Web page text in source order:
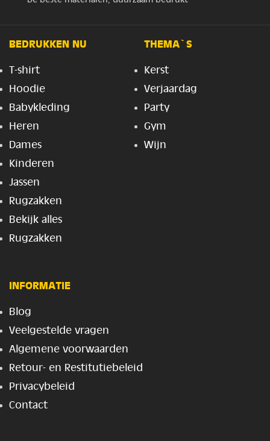
BEDRUKKEN NU
T-shirt
Hoodie
Babykleding
Heren
Dames
Kinderen
Jassen
Rugzakken
Bekijk alles
Rugzakken
THEMA`S
Kerst
Verjaardag
Party
Gym
Wijn
INFORMATIE
Blog
Veelgestelde vragen
Algemene voorwaarden
Retour- en Restitutiebeleid
Privacybeleid
Contact